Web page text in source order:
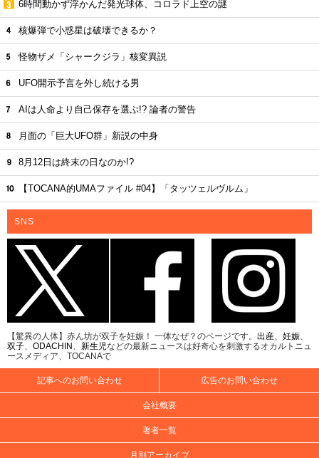
6時間動かず浮かんだ発光球体、コロラド上空の謎
核爆弾で小惑星は破壊できるか？
怪物ザメ「シャークジラ」核変異説
UFO開示予言を外し続ける男
AIは人命より自己保存を選ぶ!? 論者の警告
月面の「巨大UFO群」新説の中身
8月12日は終末の日なのか!?
【TOCANA的UMAファイル #04】「タッツェルヴルム」
SNS
【驚異の人体】赤ん坊が双子を妊娠！ 一体なぜ？のページです。 出産、 妊娠、
双子、 ODACHIN 、 新生児などの最新ニュースは好奇心を刺激するオカルトニュ
ースメディア、TOCANAで
記事へのお問い合わせ 広告のお問い合わせ
会社概要
著者一覧
月別アーカイブ